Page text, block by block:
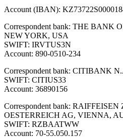
Account (IBAN):
Correspondent bank: THE BANK
NEW YORK, USA
SWIFT: IRVTUS3N
Account: 890-0510-234
Correspondent bank: CITIBANK
SWIFT: CITIUS33
Account: 36890156
Correspondent bank:
OESTERREICH AG, VIENNA,
SWIFT: RZBAATWW
Account: 70-55.050.157